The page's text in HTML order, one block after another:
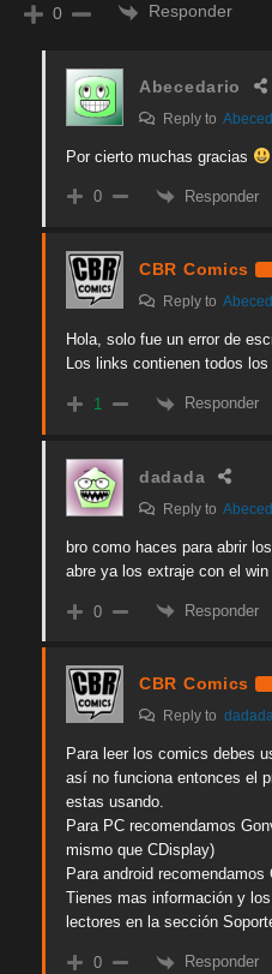
0 Responder
Abecedario
Reply to
Por cierto muchas gracias
0 Responder
CBR Comics
Reply to
Hola, solo fue un error de
Los links contienen todos
1 Responder
dadada
Reply to
bro como haces para abrir
abre ya los extraje con el
0 Responder
CBR Comics
Reply to
Para leer los comics debes
así no funciona entonces el
estas usando.
Para PC recomendamos
mismo que CDisplay)
Para android recomendamos
Tienes mas información y
lectores en la sección
0 Responder